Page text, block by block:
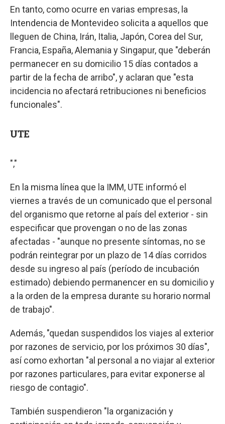
En tanto, como ocurre en varias empresas, la
Intendencia de Montevideo solicita a aquellos que
lleguen de China, Irán, Italia, Japón, Corea del Sur,
Francia, España, Alemania y Singapur, que "deberán
permanecer en su domicilio 15 días contados a
partir de la fecha de arribo", y aclaran que "esta
incidencia no afectará retribuciones ni beneficios
funcionales".
UTE
","
En la misma línea que la IMM, UTE informó el
viernes a través de un comunicado que el personal
del organismo que retorne al país del exterior - sin
especificar que provengan o no de las zonas
afectadas - "aunque no presente síntomas, no se
podrán reintegrar por un plazo de 14 días corridos
desde su ingreso al país (período de incubación
estimado) debiendo permanencer en su domicilio y
a la orden de la empresa durante su horario normal
de trabajo".
Además, "quedan suspendidos los viajes al exterior
por razones de servicio, por los próximos 30 días",
así como exhortan "al personal a no viajar al exterior
por razones particulares, para evitar exponerse al
riesgo de contagio".
También suspendieron "la organización y